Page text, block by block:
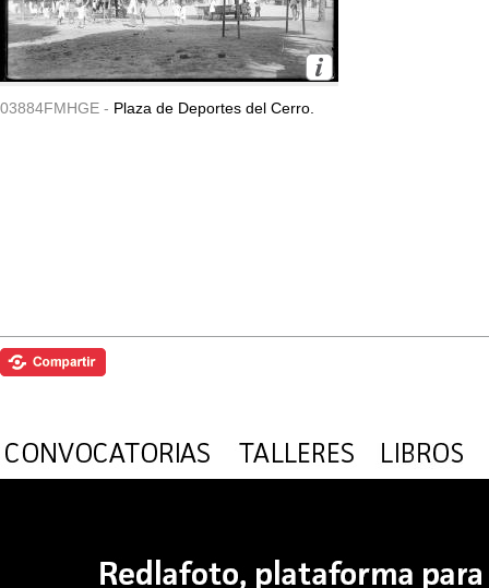
03884FMHGE - Plaza de Deportes del Cerro.